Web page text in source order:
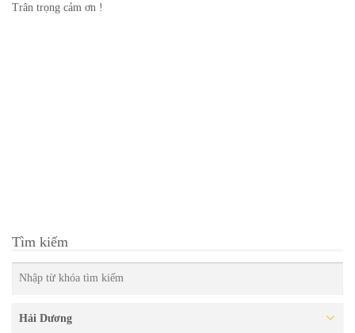
Trân trọng cảm ơn !
Tìm kiếm
Hải Dương